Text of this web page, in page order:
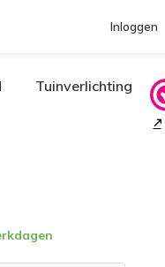
Inloggen
Tuinverlichting